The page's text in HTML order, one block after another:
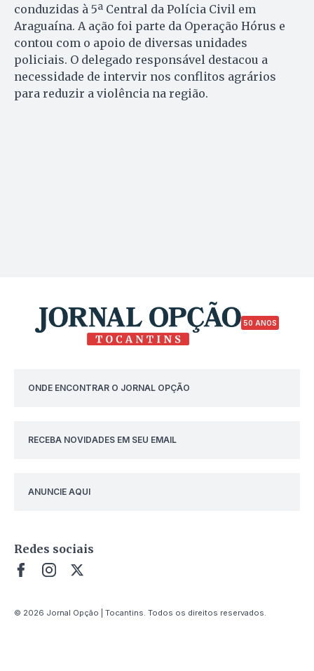
conduzidas à 5ª Central da Polícia Civil em
Araguaína. A ação foi parte da Operação Hórus e
contou com o apoio de diversas unidades
policiais. O delegado responsável destacou a
necessidade de intervir nos conflitos agrários
para reduzir a violência na região.
50 ANOS
ONDE ENCONTRAR O JORNAL OPÇÃO
RECEBA NOVIDADES EM SEU EMAIL
ANUNCIE AQUI
Redes sociais
© 2026 Jornal Opção | Tocantins. Todos os direitos reservados.